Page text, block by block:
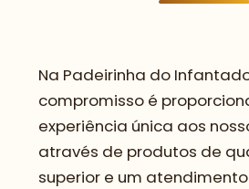
Na Padeirinha do
compromisso é
experiência única aos
através de produtos de
superior e um